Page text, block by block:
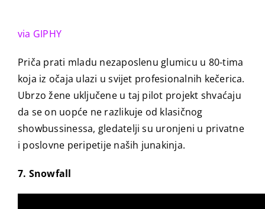
via GIPHY
Priča prati mladu nezaposlenu glumicu u 80-tima
koja iz očaja ulazi u svijet profesionalnih kečerica.
Ubrzo žene uključene u taj pilot projekt shvaćaju
da se on uopće ne razlikuje od klasičnog
showbussinessa, gledatelji su uronjeni u privatne
i poslovne peripetije naših junakinja.
7. Snowfall